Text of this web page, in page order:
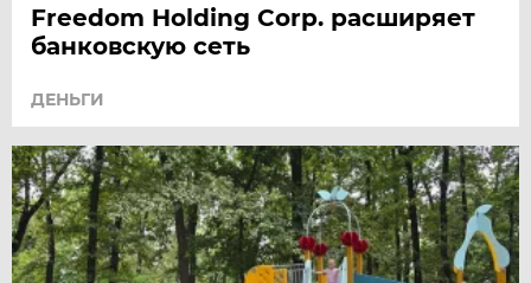
Freedom Holding Corp. расширяет
банковскую сеть
ДЕНЬГИ